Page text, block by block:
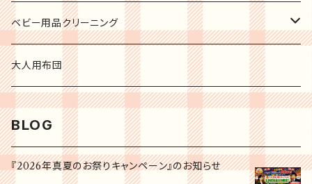
ベビー用品クリーニング
チャイルドシート
ジュニアシート
ベビーシート
大人用布団
BLOG
『2026年真夏のお祭りキャンペーン』のお知らせ